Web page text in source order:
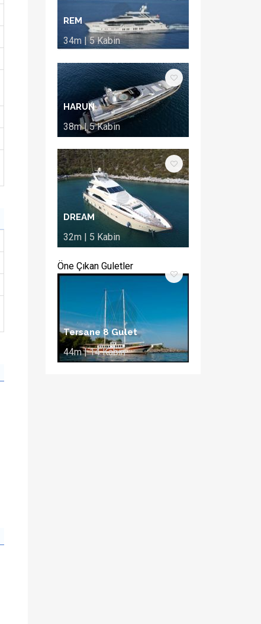
REM
34m | 5 Kabin
HARUN
38m | 5 Kabin
DREAM
32m | 5 Kabin
Öne Çıkan Guletler
Tersane 8 Gulet
44m | 14 Kabin